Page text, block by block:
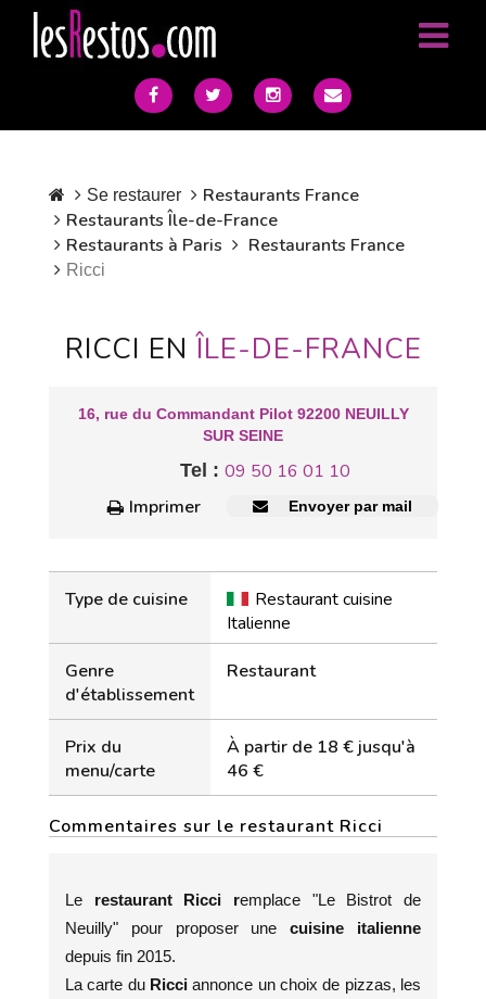
Se restaurer
Restaurants France
Restaurants Île-de-France
Restaurants à Paris
Restaurants France
Ricci
RICCI ENÎLE-DE-FRANCE
16, rue du Commandant Pilot 92200 NEUILLY
SUR SEINE
Tel : 09 50 16 01 10
Imprimer
Envoyer par mail
Type de cuisine
Restaurant cuisine
Italienne
Genre
d'établissement
Restaurant
Prix du
menu/carte
À partir de 18 € jusqu'à
46 €
Commentaires sur le restaurant Ricci
Le restaurant Ricci remplace "Le Bistrot de
Neuilly" pour proposer unecuisine italienne
depuis fin 2015.
La carte duRicciannonce un choix de pizzas, les